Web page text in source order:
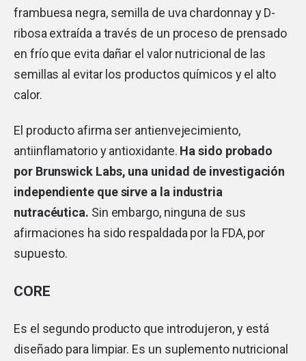
frambuesa negra, semilla de uva chardonnay y D-
ribosa extraída a través de un proceso de prensado
en frío que evita dañar el valor nutricional de las
semillas al evitar los productos químicos y el alto
calor.
El producto afirma ser antienvejecimiento,
antiinflamatorio y antioxidante. Ha sido probado
por Brunswick Labs, una unidad de investigación
independiente que sirve a la industria
nutracéutica. Sin embargo, ninguna de sus
afirmaciones ha sido respaldada por la FDA, por
supuesto.
CORE
Es el segundo producto que introdujeron, y está
diseñado para limpiar. Es un suplemento nutricional